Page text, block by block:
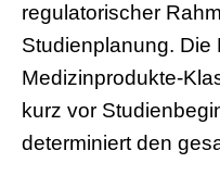
regulatorischer
Studienplanung. Die
Medizinprodukte-
kurz vor
determiniert den